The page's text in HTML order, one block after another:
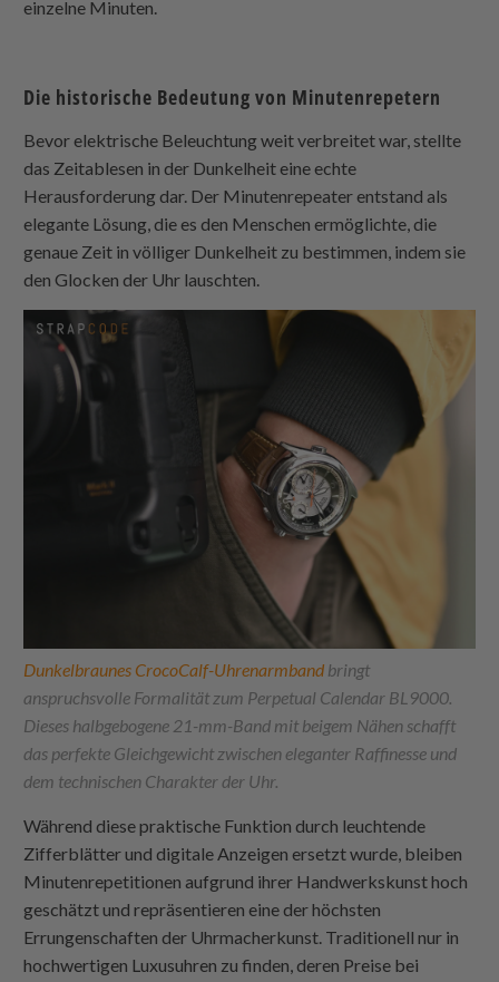
einzelne Minuten.
Die historische Bedeutung von Minutenrepetern
Bevor elektrische Beleuchtung weit verbreitet war, stellte
das Zeitablesen in der Dunkelheit eine echte
Herausforderung dar. Der Minutenrepeater entstand als
elegante Lösung, die es den Menschen ermöglichte, die
genaue Zeit in völliger Dunkelheit zu bestimmen, indem sie
den Glocken der Uhr lauschten.
Dunkelbraunes CrocoCalf-Uhrenarmband bringt
anspruchsvolle Formalität zum Perpetual Calendar BL9000.
Dieses halbgebogene 21-mm-Band mit beigem Nähen schafft
das perfekte Gleichgewicht zwischen eleganter Raffinesse und
dem technischen Charakter der Uhr.
Während diese praktische Funktion durch leuchtende
Zifferblätter und digitale Anzeigen ersetzt wurde, bleiben
Minutenrepetitionen aufgrund ihrer Handwerkskunst hoch
geschätzt und repräsentieren eine der höchsten
Errungenschaften der Uhrmacherkunst. Traditionell nur in
hochwertigen Luxusuhren zu finden, deren Preise bei